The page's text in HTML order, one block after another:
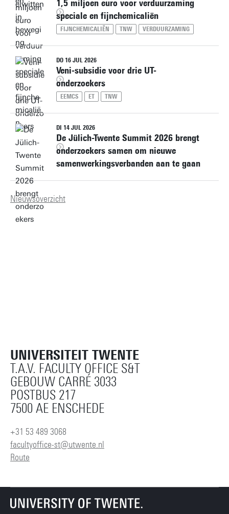
1,5 miljoen euro voor verduurzaming
speciale en fijnchemicaliën
FIJNCHEMICALIËN TNW VERDUURZAMING
DO 16 JUL 2026
Veni-subsidie voor drie UT-
onderzoekers
EEMCS ET TNW
DI 14 JUL 2026
De Jülich-Twente Summit 2026 brengt
onderzoekers samen om nieuwe
samenwerkingsverbanden aan te gaan
Nieuwsoverzicht
UNIVERSITEIT TWENTE
T.A.V. FACULTY OFFICE S&T
GEBOUW CARRÉ 3033
POSTBUS 217
7500 AE ENSCHEDE
+31 53 489 3068
facultyoffice-st@utwente.nl
Route